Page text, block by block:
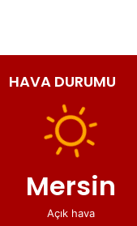
HAVA DURUMU
Mersin
Açık hava